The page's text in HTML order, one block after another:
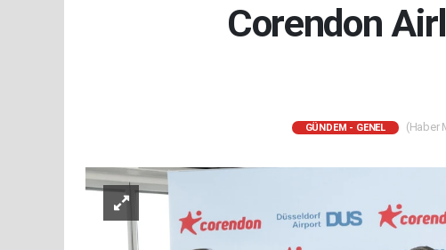
Corendon
GÜNDEM - GENEL (Haber